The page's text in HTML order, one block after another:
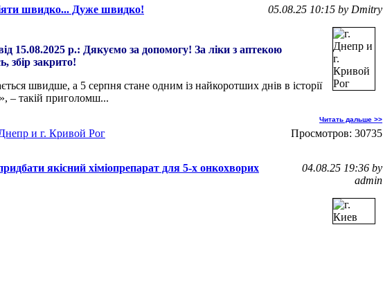
швидко... Дуже швидко!
05.08.25 10:15 by Dmitry
15.08.2025 р.: Дякуємо за допомогу! За ліки з аптекою
збір закрито!
швидше, а 5 серпня стане одним із найкоротших днів в історії
– такій приголомш...
Читать дальше >>
и г. Кривой Рог Просмотров: 30735
якісний хіміопрепарат для 5-х онкохворих
04.08.25 19:36 by
admin